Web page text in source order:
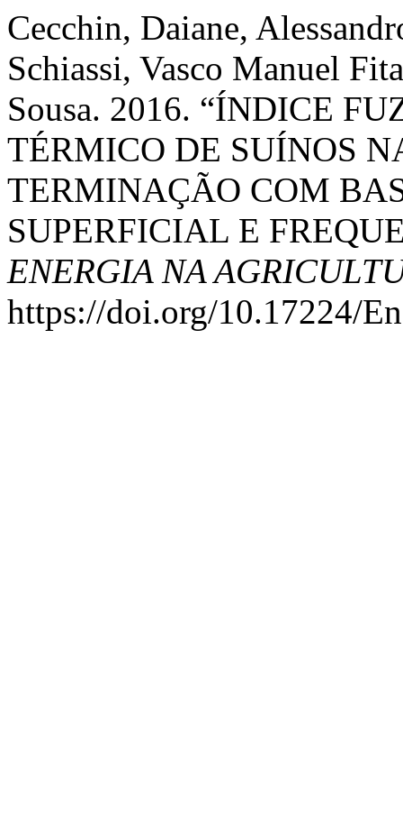
Cecchin, Daiane,
Schiassi, Vasco Manuel
Sousa. 2016. “ÍNDICE
TÉRMICO DE SUÍNOS
TERMINAÇÃO COM
SUPERFICIAL E
ENERGIA NA
https://doi.org/10.17224/